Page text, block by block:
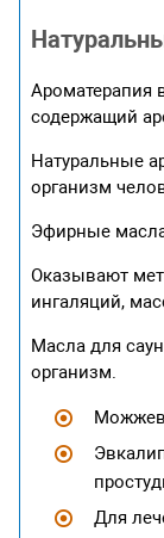
Ароматерапия
содержащий
Натуральные
организм
Эфирные
Оказывают
ингаляций,
Масла для
организм.
Для